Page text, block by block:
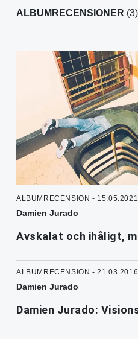
ALBUMRECENSIONER (3)
ALBUMRECENSION - 15.05.2021
Damien Jurado
Avskalat och ihåligt,
ALBUMRECENSION - 21.03.2016
Damien Jurado
Damien Jurado: